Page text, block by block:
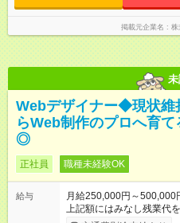
（契約社員） 給与：月給
代 8,552円／月 みなし残
掲載元企業名 株
Webデザイナー◆現状維
らWeb制作のプロへ育
◎
正社員 職種未経験OK
給与
月給250,000円～500,000
上記額にはみなし残業代